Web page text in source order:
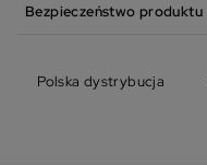
Bezpieczeństwo produktu
Polska dystrybucja